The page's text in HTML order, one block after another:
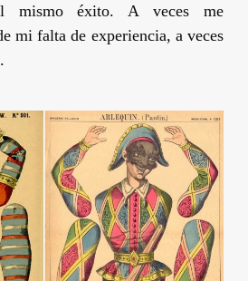
mismo éxito. A veces me
mi falta de experiencia, a veces